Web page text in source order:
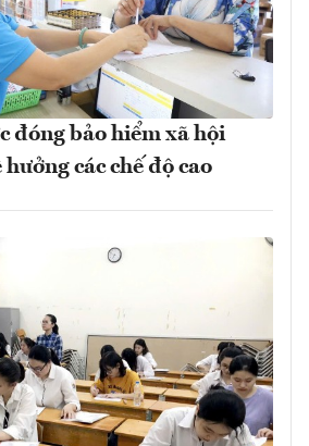
đóng bảo hiểm xã hội
các chế độ cao